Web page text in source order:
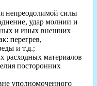
непреодолимой силы
удар молнии и
и иных внешних
перегрев,
и т.д.;
расходных материалов
посторонних
уполномоченного